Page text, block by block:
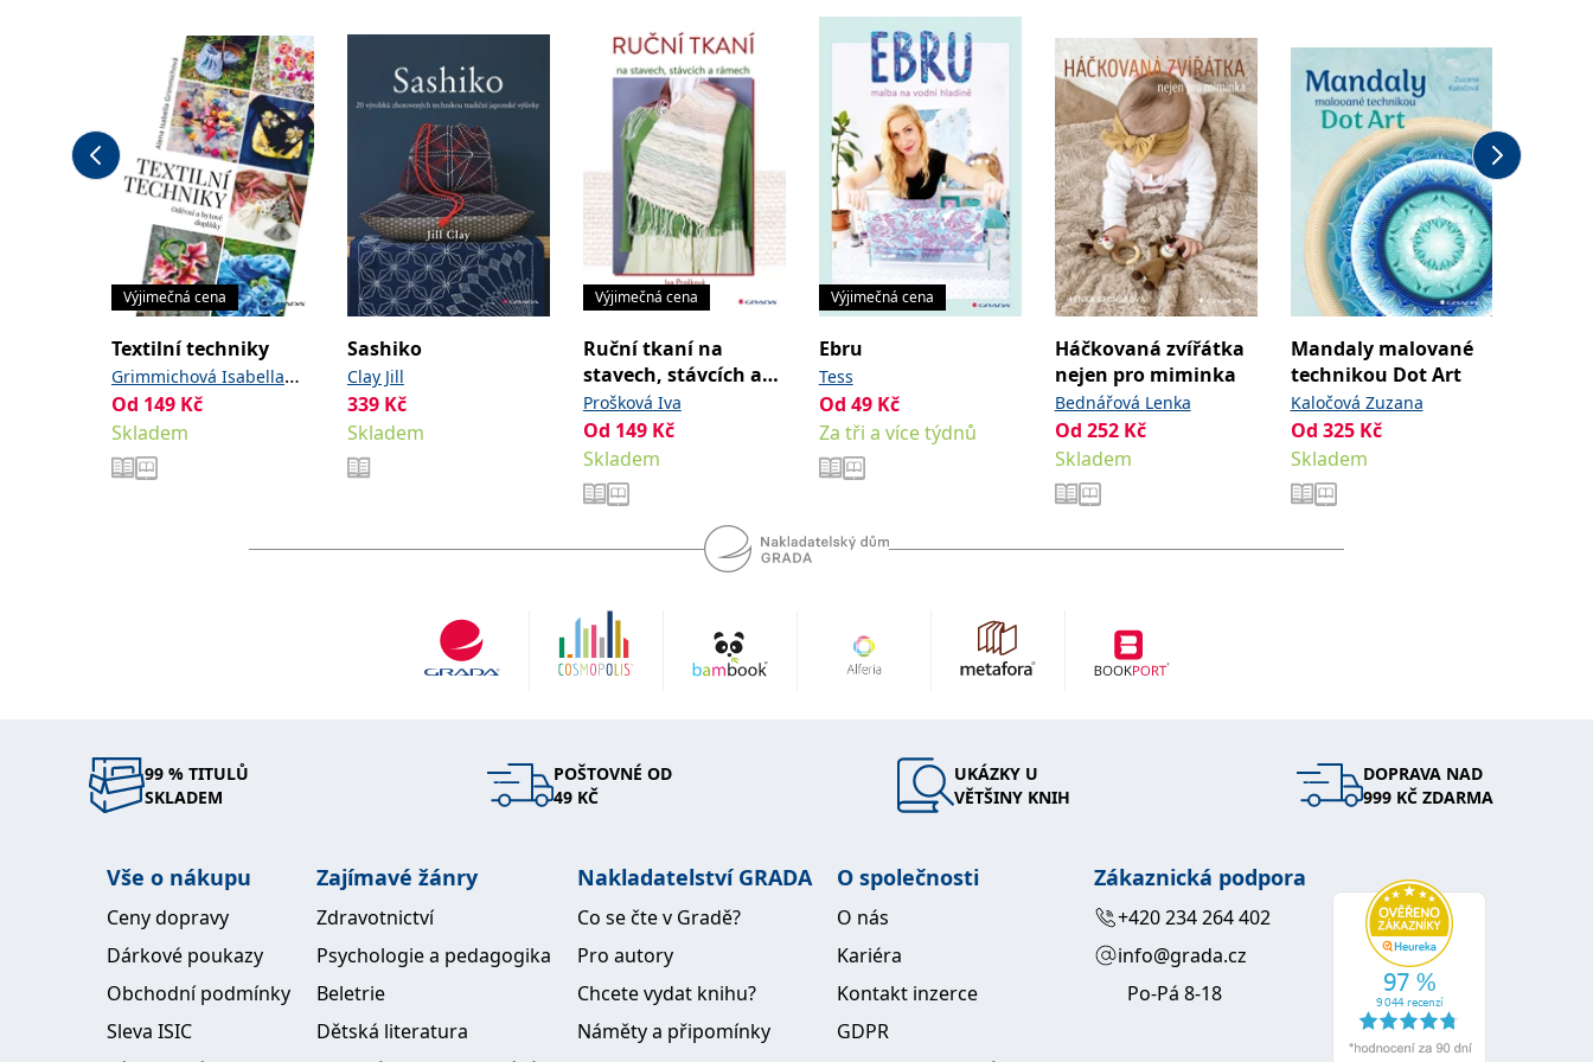
Výjimečná cena
Textilní techniky
Grimmichová Isabella
Alena
Od 149 Kč
Skladem
Sashiko
Clay Jill
339 Kč
Skladem
Výjimečná cena
Ruční tkaní na
stavech, stávcích a
rámech
Prošková Iva
Od 149 Kč
Skladem
Výjimečná cena
Ebru
Tess
Od 49 Kč
Za tři a více týdnů
Háčkovaná zvířátka
nejen pro miminka
Bednářová Lenka
Od 252 Kč
Skladem
Mandaly malované
technikou Dot Art
Kaločová Zuzana
Od 325 Kč
Skladem
99 % TITULŮ
SKLADEM
POŠTOVNÉ OD
49 KČ
UKÁZKY U
VĚTŠINY KNIH
DOPRAVA NAD
999 KČ ZDARMA
Vše o nákupu
Ceny dopravy
Dárkové poukazy
Obchodní podmínky
Sleva ISIC
Zajímavé žánry
Zdravotnictví
Psychologie a pedagogika
Beletrie
Dětská literatura
Nakladatelství GRADA
Co se čte v Gradě?
Pro autory
Chcete vydat knihu?
Náměty a připomínky
O společnosti
O nás
Kariéra
Kontakt inzerce
GDPR
Zákaznická podpora
+420 234 264 402
info@grada.cz
Po-Pá 8-18